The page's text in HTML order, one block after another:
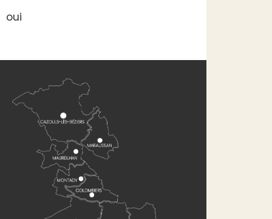
oui